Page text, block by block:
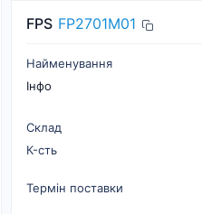
FPS FP2701M01
Найменування
Інфо
Склад
К-cть
Термін поставки